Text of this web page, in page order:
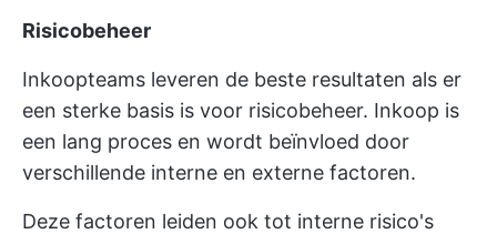
Risicobeheer
Inkoopteams leveren de beste resultaten als er
een sterke basis is voor risicobeheer. Inkoop is
een lang proces en wordt beïnvloed door
verschillende interne en externe factoren.
Deze factoren leiden ook tot interne risico's